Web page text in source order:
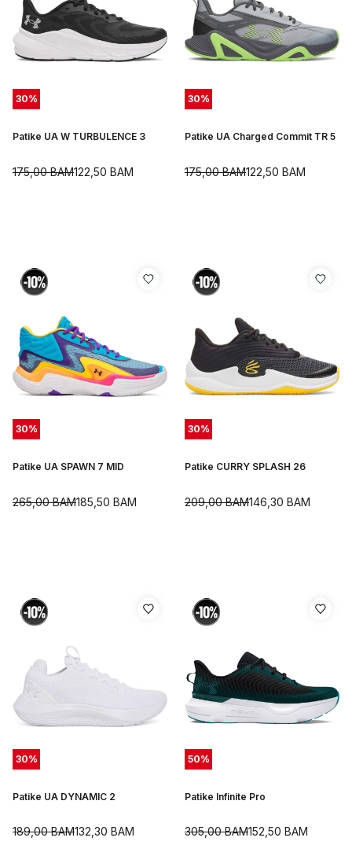
30%
Patike UA W TURBULENCE 3
122,50 BAM
175,00BAM
30%
Patike UA Charged Commit TR 5
122,50 BAM
175,00BAM
30%
Patike UA SPAWN 7 MID
185,50 BAM
265,00BAM
30%
Patike CURRY SPLASH 26
146,30 BAM
209,00BAM
30%
Patike UA DYNAMIC 2
132,30 BAM
189,00BAM
50%
Patike Infinite Pro
152,50 BAM
305,00BAM